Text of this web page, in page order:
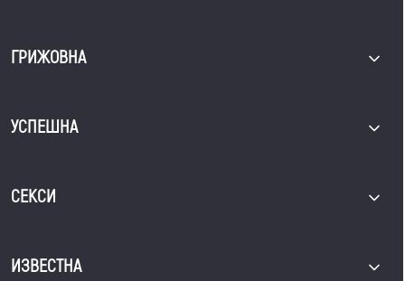
ГРИЖОВНА
УСПЕШНА
СЕКСИ
ИЗВЕСТНА